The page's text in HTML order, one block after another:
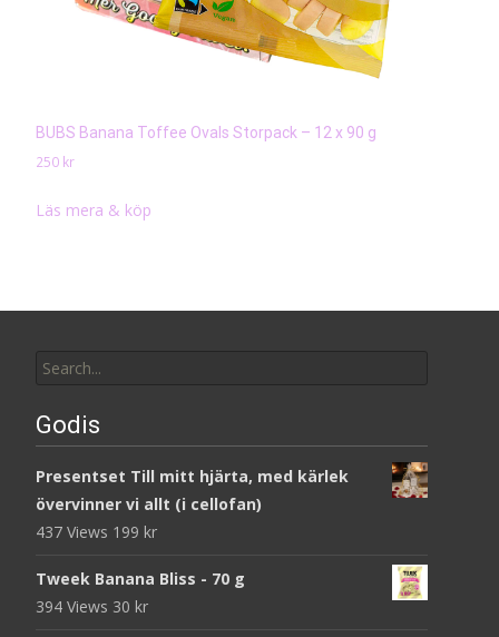
BUBS Banana Toffee Ovals Storpack – 12 x 90 g
250 kr
Läs mera & köp
for:
Godis
Presentset Till mitt hjärta, med kärlek
övervinner vi allt (i cellofan)
437 Views 199 kr
Tweek Banana Bliss - 70 g
394 Views 30 kr